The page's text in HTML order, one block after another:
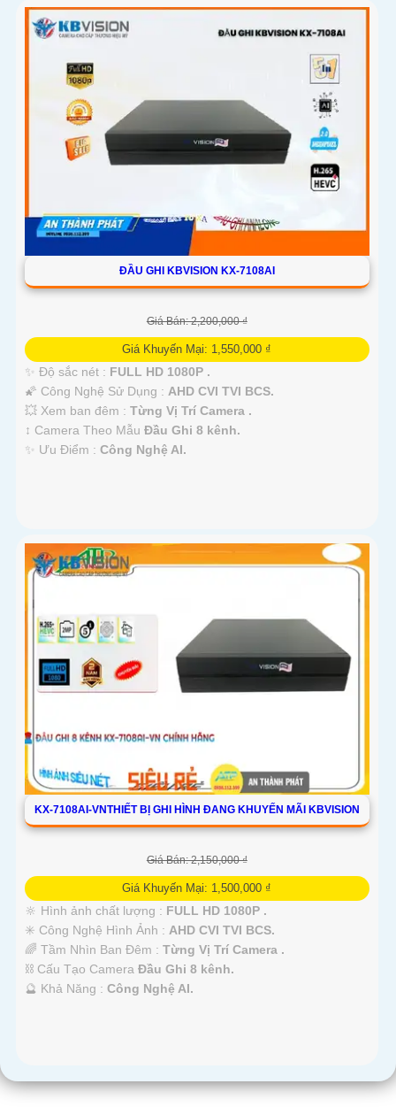
ĐẦU GHI KBVISION KX-7108AI
Giá Bán: 2,200,000 ₫
Giá Khuyến Mại: 1,550,000 ₫
✨ Độ sắc nét : FULL HD 1080P .
🌠 Công Nghệ Sử Dụng : AHD CVI TVI BCS.
💥 Xem ban đêm : Từng Vị Trí Camera .
↕️ Camera Theo Mẫu Đầu Ghi 8 kênh.
️✨ Ưu Điểm : Công Nghệ AI.
KX-7108AI-VNTHIẾT BỊ GHI HÌNH ĐANG KHUYẾN MÃI KBVISION
Giá Bán: 2,150,000 ₫
Giá Khuyến Mại: 1,500,000 ₫
🔆 Hình ảnh chất lượng : FULL HD 1080P .
✳️ Công Nghệ Hình Ảnh : AHD CVI TVI BCS.
🌈 Tầm Nhìn Ban Đêm : Từng Vị Trí Camera .
⛓ Cấu Tạo Camera Đầu Ghi 8 kênh.
️🔮 Khả Năng : Công Nghệ AI.